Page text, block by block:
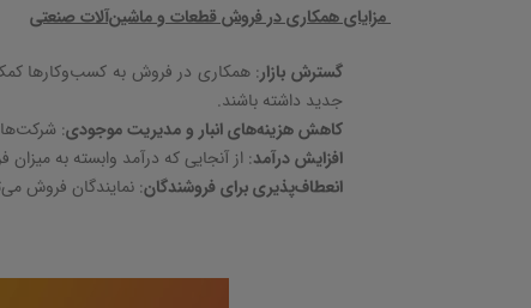
مزایای همکاری در فروش قطعات و ماشین‌آلات صنعتی
گسترش بازار:همکاری در فروش به کسب‌وکارها کمک
جدید داشته باشند.
کاهش هزینه‌های انبار و مدیریت موجودی: شرکت‌ها
افزایش درآمد: از آنجایی که درآمد وابسته به
انعطاف‌پذیری برای فروشندگان: نمایندگان فروش